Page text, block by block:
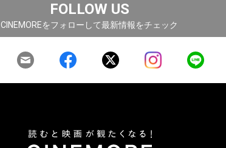
FOLLOW US
CINEMOREをフォローして最新情報をチェック